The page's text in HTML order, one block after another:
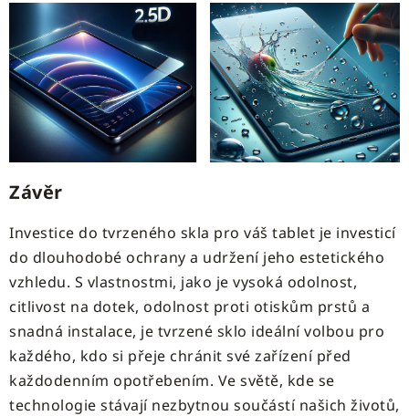
Závěr
Investice do tvrzeného skla pro váš tablet je investicí
do dlouhodobé ochrany a udržení jeho estetického
vzhledu. S vlastnostmi, jako je vysoká odolnost,
citlivost na dotek, odolnost proti otiskům prstů a
snadná instalace, je tvrzené sklo ideální volbou pro
každého, kdo si přeje chránit své zařízení před
každodenním opotřebením. Ve světě, kde se
technologie stávají nezbytnou součástí našich životů,